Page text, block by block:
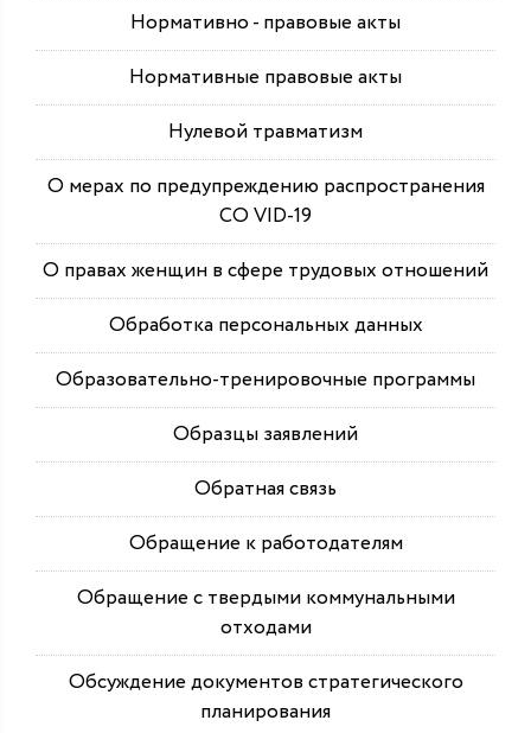
Нормативно - правовые акты
Нормативные правовые акты
Нулевой травматизм
О мерах по предупреждению распространения
СО VID-19
О правах женщин в сфере трудовых отношений
Обработка персональных данных
Образовательно-тренировочные программы
Образцы заявлений
Обратная связь
Обращение к работодателям
Обращение с твердыми коммунальными
отходами
Обсуждение документов стратегического
планирования